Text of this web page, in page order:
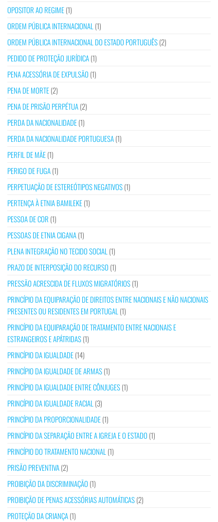
OPOSITOR AO REGIME(1)
ORDEM PÚBLICA INTERNACIONAL (1)
ORDEM PÚBLICA INTERNACIONAL DO ESTADO PORTUGUÊS(2)
PEDIDO DE PROTEÇÃO JURÍDICA(1)
PENA ACESSÓRIA DE EXPULSÃO (1)
PENA DE MORTE(2)
PENA DE PRISÃO PERPÉTUA(2)
PERDA DA NACIONALIDADE(1)
PERDA DA NACIONALIDADE PORTUGUESA(1)
PERFIL DE MÃE(1)
PERIGO DE FUGA(1)
PERPETUAÇÃO DE ESTEREÓTIPOS NEGATIVOS(1)
PERTENÇA À ETNIA BAMILEKE(1)
PESSOA DE COR (1)
PESSOAS DE ETNIA CIGANA(1)
PLENA INTEGRAÇÃO NO TECIDO SOCIAL (1)
PRAZO DE INTERPOSIÇÃO DO RECURSO (1)
PRESSÃO ACRESCIDA DE FLUXOS MIGRATÓRIOS(1)
PRINCÍPIO DA EQUIPARAÇÃO DE DIREITOS ENTRE NACIONAIS E NÃO NACIONAIS
PRESENTES OU RESIDENTES EM PORTUGAL (1)
PRINCÍPIO DA EQUIPARAÇÃO DE TRATAMENTO ENTRE NACIONAIS E
ESTRANGEIROS E APÁTRIDAS(1)
PRINCÍPIO DA IGUALDADE(14)
PRINCÍPIO DA IGUALDADE DE ARMAS(1)
PRINCÍPIO DA IGUALDADE ENTRE CÔNJUGES(1)
PRINCÍPIO DA IGUALDADE RACIAL (3)
PRINCÍPIO DA PROPORCIONALIDADE(1)
PRINCÍPIO DA SEPARAÇÃO ENTRE A IGREJA E O ESTADO (1)
PRINCÍPIO DO TRATAMENTO NACIONAL (1)
PRISÃO PREVENTIVA(2)
PROIBIÇÃO DA DISCRIMINAÇÃO (1)
PROIBIÇÃO DE PENAS ACESSÓRIAS AUTOMÁTICAS(2)
PROTEÇÃO DA CRIANÇA(1)